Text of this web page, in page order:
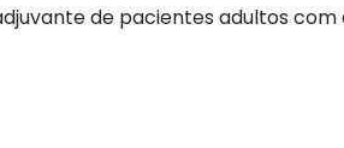
de pacientes adultos